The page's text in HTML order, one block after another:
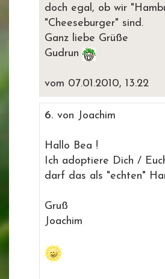
doch egal, ob wir
"Cheeseburger" sind.
Ganz liebe Grüße
Gudrun
vom 07.01.2010, 13.22
6. von Joachim
Hallo Bea !
Ich adoptiere Dich /
darf das als "echten"
Gruß
Joachim